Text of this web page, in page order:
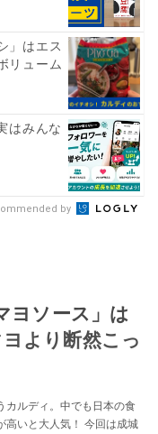
」はエス
リューム
はみんな
by
ヨソース」は
より断然こっ
カルディ。中でも日本の食
高いと大人気！ 今回は成城